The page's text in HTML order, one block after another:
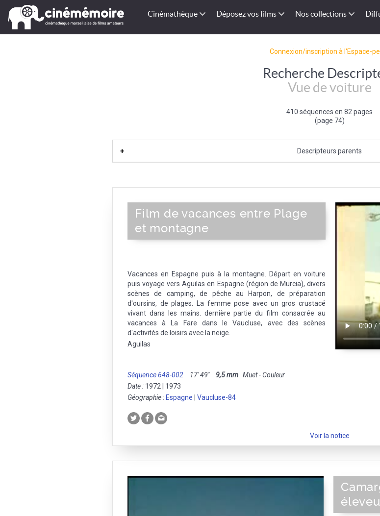
Cinémathèque Déposez vos films Nos collections
Connexion/inscription à l'Espace-
Recherche
Vue de voiture
410 séquences en 82 pages
(page 74)
Descripteurs parents
Film de vacances entre Plage
et montagne
Vacances en Espagne puis à la montagne. Départ en voiture
puis voyage vers Aguilas en Espagne (région de Murcia), divers
scènes de camping, de pêche au Harpon, de préparation
d'oursins, de plages. La femme pose avec un gros crustacé
vivant dans les mains. dernière partie du film consacrée au
vacances à La Fare dans le Vaucluse, avec des scènes
d'activités de loisirs avec la neige.
Aguilas
Séquence 648-002 17' 49'' 9,5 mm Muet - Couleur
Date : 1972 | 1973
Géographie : Espagne Vaucluse-84
Voir la notice